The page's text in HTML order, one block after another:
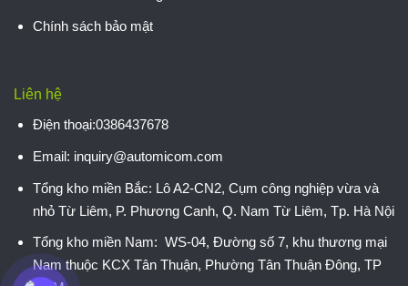
Chính sách bảo mật
Liên hệ
Điện thoại:0386437678
Email: inquiry@automicom.com
Tổng kho miền Bắc: Lô A2-CN2, Cụm công nghiệp vừa và
nhỏ Từ Liêm, P. Phương Canh, Q. Nam Từ Liêm, Tp. Hà Nội
Tổng kho miền Nam: WS-04, Đường số 7, khu thương mại
Nam thuộc KCX Tân Thuận, Phường Tân Thuận Đông, TP